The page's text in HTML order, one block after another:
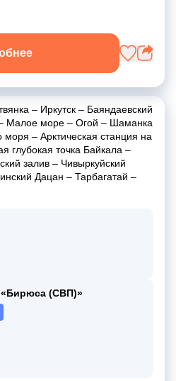
– Иркутск – Баяндаевский
Малое море – Огой – Шаманка
моря – Арктическая станция на
глубокая точка Байкала –
залив – Чивыркуйский
Дацан – Тарбагатай –
«Бирюса (СВП)»